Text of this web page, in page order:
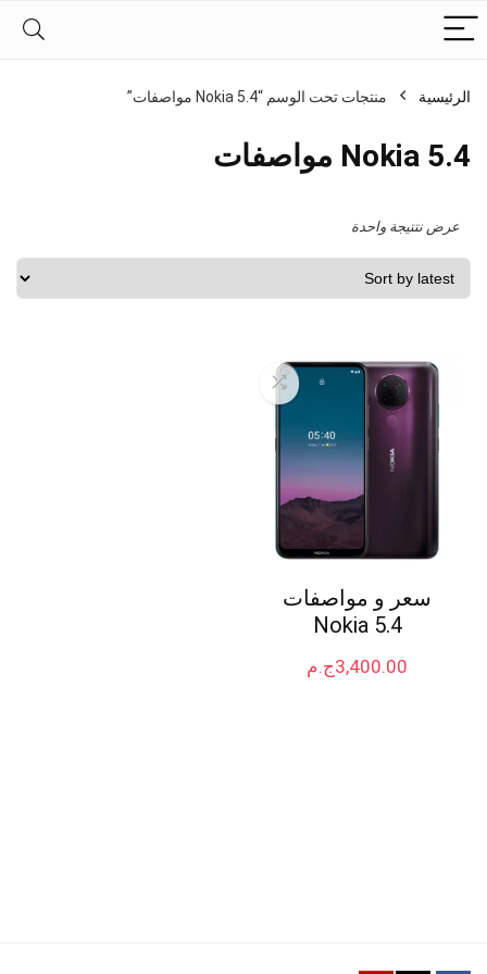
الرئيسية منتجات تحت الوسم “Nokia 5.4 مواصفات”
Nokia 5.4 مواصفات
عرض نتتيجة واحدة
سعر و مواصفات
Nokia 5.4
ج.م3,400.00